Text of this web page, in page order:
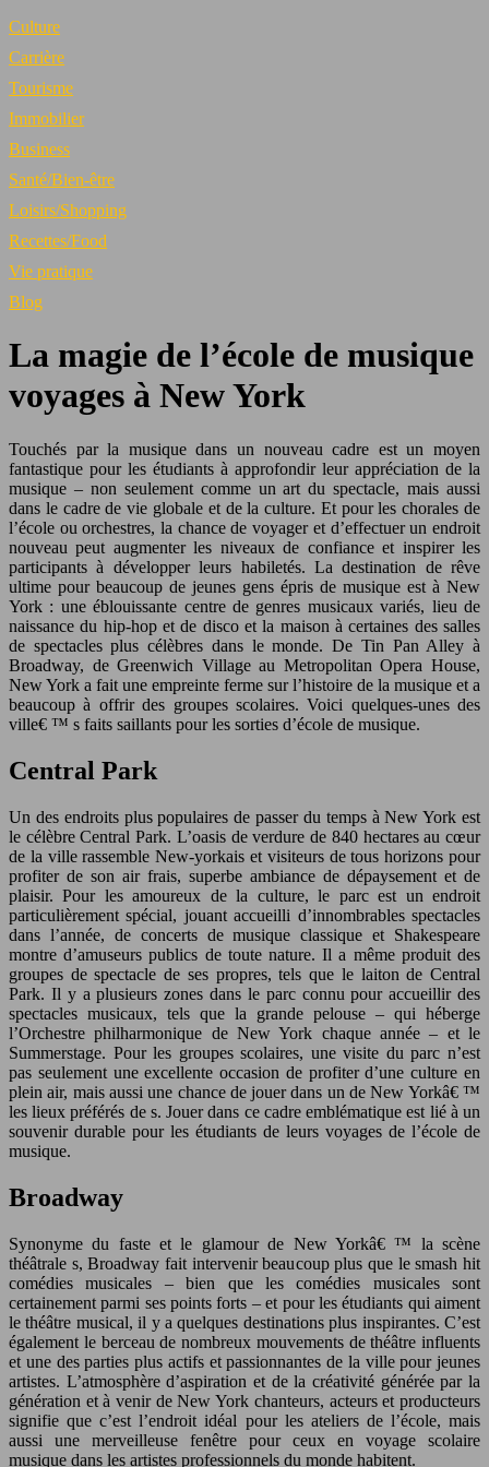
Culture
Carrière
Tourisme
Immobilier
Business
Santé/Bien-être
Loisirs/Shopping
Recettes/Food
Vie pratique
Blog
La magie de l’école de musique
voyages à New York
Touchés par la musique dans un nouveau cadre est un moyen
fantastique pour les étudiants à approfondir leur appréciation de la
musique – non seulement comme un art du spectacle, mais aussi
dans le cadre de vie globale et de la culture. Et pour les chorales de
l’école ou orchestres, la chance de voyager et d’effectuer un endroit
nouveau peut augmenter les niveaux de confiance et inspirer les
participants à développer leurs habiletés. La destination de rêve
ultime pour beaucoup de jeunes gens épris de musique est à New
York : une éblouissante centre de genres musicaux variés, lieu de
naissance du hip-hop et de disco et la maison à certaines des salles
de spectacles plus célèbres dans le monde. De Tin Pan Alley à
Broadway, de Greenwich Village au Metropolitan Opera House,
New York a fait une empreinte ferme sur l’histoire de la musique et a
beaucoup à offrir des groupes scolaires. Voici quelques-unes des
ville€ ™ s faits saillants pour les sorties d’école de musique.
Central Park
Un des endroits plus populaires de passer du temps à New York est
le célèbre Central Park. L’oasis de verdure de 840 hectares au cœur
de la ville rassemble New-yorkais et visiteurs de tous horizons pour
profiter de son air frais, superbe ambiance de dépaysement et de
plaisir. Pour les amoureux de la culture, le parc est un endroit
particulièrement spécial, jouant accueilli d’innombrables spectacles
dans l’année, de concerts de musique classique et Shakespeare
montre d’amuseurs publics de toute nature. Il a même produit des
groupes de spectacle de ses propres, tels que le laiton de Central
Park. Il y a plusieurs zones dans le parc connu pour accueillir des
spectacles musicaux, tels que la grande pelouse – qui héberge
l’Orchestre philharmonique de New York chaque année – et le
Summerstage. Pour les groupes scolaires, une visite du parc n’est
pas seulement une excellente occasion de profiter d’une culture en
plein air, mais aussi une chance de jouer dans un de New Yorkâ€ ™
les lieux préférés de s. Jouer dans ce cadre emblématique est lié à un
souvenir durable pour les étudiants de leurs voyages de l’école de
musique.
Broadway
Synonyme du faste et le glamour de New Yorkâ€ ™ la scène
théâtrale s, Broadway fait intervenir beaucoup plus que le smash hit
comédies musicales – bien que les comédies musicales sont
certainement parmi ses points forts – et pour les étudiants qui aiment
le théâtre musical, il y a quelques destinations plus inspirantes. C’est
également le berceau de nombreux mouvements de théâtre influents
et une des parties plus actifs et passionnantes de la ville pour jeunes
artistes. L’atmosphère d’aspiration et de la créativité générée par la
génération et à venir de New York chanteurs, acteurs et producteurs
signifie que c’est l’endroit idéal pour les ateliers de l’école, mais
aussi une merveilleuse fenêtre pour ceux en voyage scolaire
musique dans les artistes professionnels du monde habitent.